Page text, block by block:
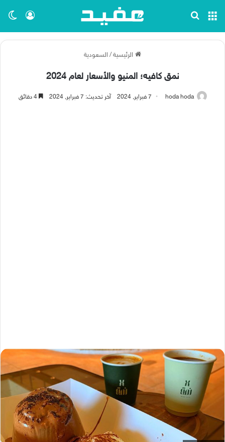
تسجيل القائمة
الرئيسية/ السعودية
نمق كافيه؛ المنيو والأسعار لعام 2024
hoda hoda 7 فبراير, 2024 آخر تحديث: 7 فبراير, 2024 4 دقائق